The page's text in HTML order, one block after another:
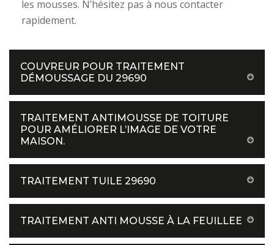
les mousses. N’hésitez pas à nous contacter
rapidement.
COUVREUR POUR TRAITEMENT
DÉMOUSSAGE DU 29690
TRAITEMENT ANTIMOUSSE DE TOITURE
POUR AMÉLIORER L’IMAGE DE VOTRE
MAISON.
TRAITEMENT TUILE 29690
TRAITEMENT ANTI MOUSSE À LA FEUILLEE